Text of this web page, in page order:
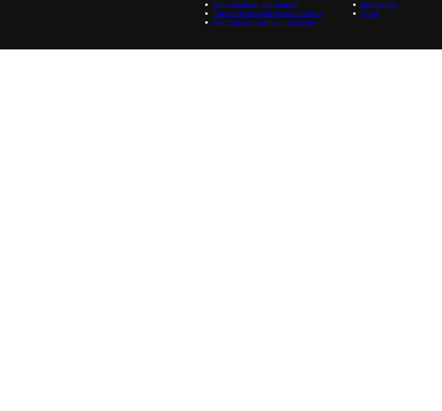
Светильники для ванной
Трековые и магнитные системы
Настольные лампы и торшеры
Реквизиты
О нас